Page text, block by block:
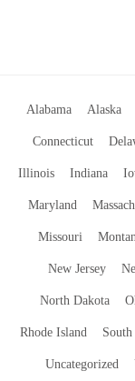
Alabama Alaska
Connecticut
Illinois Indiana
Maryland
Missouri
New Jersey
North Dakota
Rhode Island
Uncategorized